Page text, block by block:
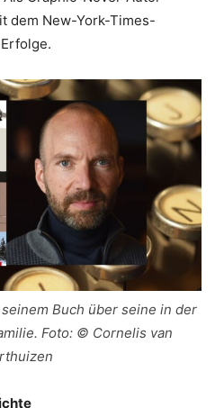
dem New-York-Times-
Buch über seine in der
Foto: © Cornelis van